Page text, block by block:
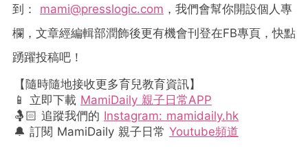
到：
mami@presslogic.com ，我們會幫你開設個人專
欄，文章經編輯部潤飾後更有機會刊登在FB專頁，快點
踴躍投稿吧！
【隨時隨地接收更多育兒教育資訊】
📱 立即下載 MamiDaily 親子日常APP
🤱🏻 追蹤我們的 Instagram: mamidaily.hk
🔔 訂閱 MamiDaily 親子日常 Youtube頻道